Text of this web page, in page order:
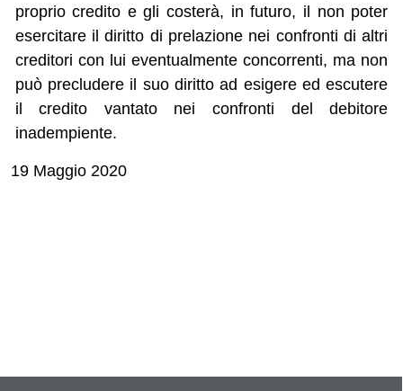
proprio credito e gli costerà, in futuro, il non poter
esercitare il diritto di prelazione nei confronti di altri
creditori con lui eventualmente concorrenti, ma non
può precludere il suo diritto ad esigere ed escutere
il credito vantato nei confronti del debitore
inadempiente.
19 Maggio 2020